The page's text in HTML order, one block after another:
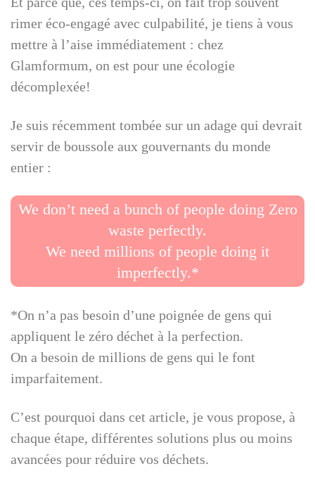
rimer éco-engagé avec culpabilité, je tiens à vous
mettre à l’aise immédiatement : chez
Glamformum, on est pour une écologie
décomplexée!
Je suis récemment tombée sur un adage qui devrait
servir de boussole aux gouvernants du monde
entier :
We don’t need a bunch of people doing Zero
waste perfectly.
We need millions of people doing it
imperfectly.*
*On n’a pas besoin d’une poignée de gens qui
appliquent le zéro déchet à la perfection.
On a besoin de millions de gens qui le font
imparfaitement.
C’est pourquoi dans cet article, je vous propose, à
chaque étape, différentes solutions plus ou moins
avancées pour réduire vos déchets.